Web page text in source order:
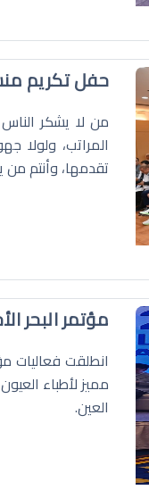
حفل تكريم
من لا يشكر
المراتب،
تقدمها، وأنتم من
مؤتمر البحر
مميز لأطباء
العين.